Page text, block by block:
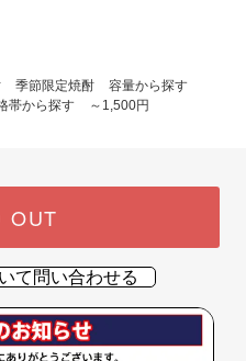
季節限定焼酎
容量から探す
帯から探す ～1,500円
OUT
て問い合わせる